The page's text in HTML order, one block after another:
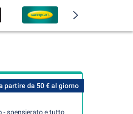
partire da 50 € al giorno
- spensierato e tutto